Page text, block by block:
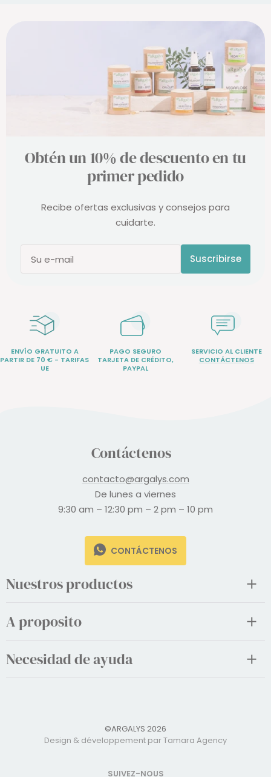
Obtén un 10% de descuento en tu
primer pedido
Recibe ofertas exclusivas y consejos para
cuidarte.
Su e-mail Suscribirse
ENVÍO GRATUITO A
PARTIR DE 70 € - TARIFAS
UE
PAGO SEGURO
TARJETA DE CRÉDITO,
PAYPAL
SERVICIO AL CLIENTE
CONTÁCTENOS
Contáctenos
contacto@argalys.com
De lunes a viernes
9:30 am – 12:30 pm – 2 pm – 10 pm
CONTÁCTENOS
Nuestros productos
A proposito
Necesidad de ayuda
©ARGALYS 2026
Design & développement par Tamara Agency
SUIVEZ-NOUS